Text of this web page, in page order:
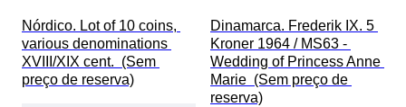
Nórdico. Lot of 10 coins,
various denominations
XVIII/XIX cent.  (Sem
preço de reserva)
Dinamarca. Frederik IX. 5
Kroner 1964 / MS63 -
Wedding of Princess Anne
Marie  (Sem preço de
reserva)